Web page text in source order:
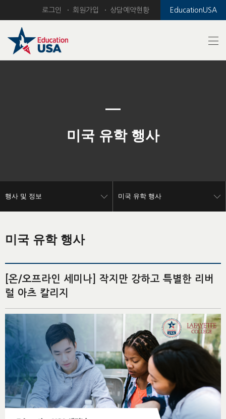
EducationUSA
로그인 회원가입 상담예약현황
미국 유학 행사
행사 및 정보 미국 유학 행사
미국 유학 행사
[온/오프라인 세미나] 작지만 강하고 특별한 리버
럴 아츠 칼리지